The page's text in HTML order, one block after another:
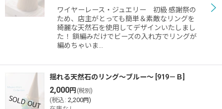
ワイヤーレース・ジュエリー 初級 感謝祭の
ため、店主がとっても簡単＆素敵なリングを
綺麗な天然石を使用してデザインいたしまし
た！ 鎖編みだけでビーズの入れ方でリングが
編めちゃいま…
揺れる天然石のリング〜ブルー〜 919－Ｂ
2,000円 (税別)
(税込 : 2,200円)